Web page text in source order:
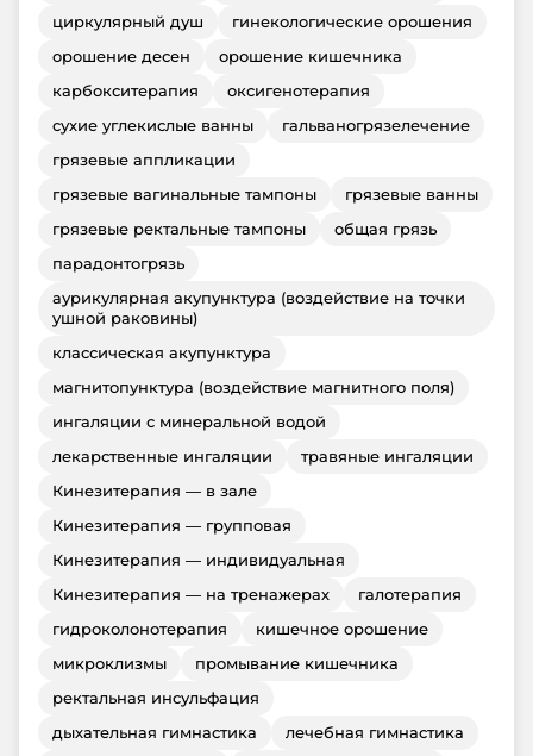
циркулярный душ
гинекологические орошения
орошение десен
орошение кишечника
карбокситерапия
оксигенотерапия
сухие углекислые ванны
гальваногрязелечение
грязевые аппликации
грязевые вагинальные тампоны
грязевые ванны
грязевые ректальные тампоны
общая грязь
парадонтогрязь
аурикулярная акупунктура (воздействие на точки
ушной раковины)
классическая акупунктура
магнитопунктура (воздействие магнитного поля)
ингаляции с минеральной водой
лекарственные ингаляции
травяные ингаляции
Кинезитерапия — в зале
Кинезитерапия — групповая
Кинезитерапия — индивидуальная
Кинезитерапия — на тренажерах
галотерапия
гидроколонотерапия
кишечное орошение
микроклизмы
промывание кишечника
ректальная инсульфация
дыхательная гимнастика
лечебная гимнастика